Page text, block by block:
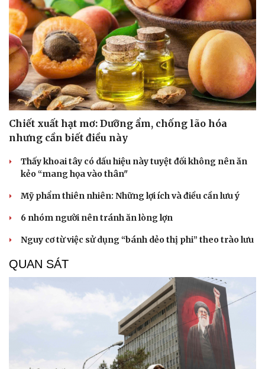
Cải chính
Chiết xuất hạt mơ: Dưỡng ẩm, chống lão hóa
nhưng cần biết điều này
Thấy khoai tây có dấu hiệu này tuyệt đối không nên ăn
kẻo “mang họa vào thân"
Mỹ phẩm thiên nhiên: Những lợi ích và điều cần lưu ý
6 nhóm người nên tránh ăn lòng lợn
Nguy cơ từ việc sử dụng “bánh dẻo thị phi” theo trào lưu
QUAN SÁT